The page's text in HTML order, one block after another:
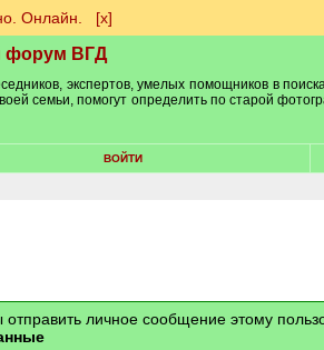
Онлайн. [х]
форум ВГД
экспертов, умелых помощников в
семьи, помогут определить по старой
ВОЙТИ
отправить личное сообщение этому